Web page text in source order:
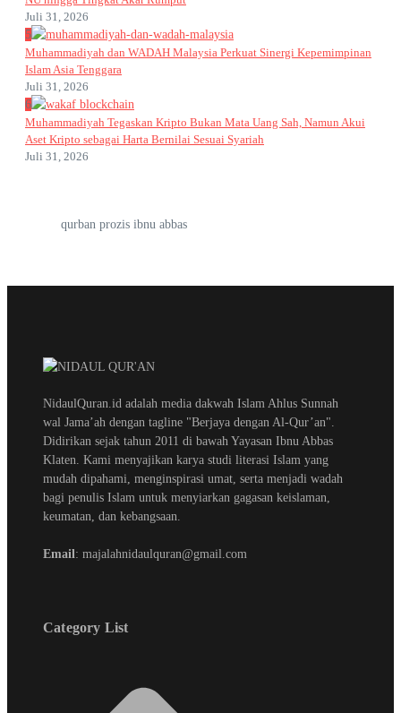
Juli 31, 2026
5
Muhammadiyah dan WADAH Malaysia Perkuat Sinergi Kepemimpinan
Islam Asia Tenggara
Juli 31, 2026
6
Muhammadiyah Tegaskan Kripto Bukan Mata Uang Sah, Namun Akui
Aset Kripto sebagai Harta Bernilai Sesuai Syariah
Juli 31, 2026
qurban prozis ibnu abbas
NidaulQuran.id adalah media dakwah Islam Ahlus Sunnah
wal Jama’ah dengan tagline "Berjaya dengan Al-Qur’an".
Didirikan sejak tahun 2011 di bawah Yayasan Ibnu Abbas
Klaten. Kami menyajikan karya studi literasi Islam yang
mudah dipahami, menginspirasi umat, serta menjadi wadah
bagi penulis Islam untuk menyiarkan gagasan keislaman,
keumatan, dan kebangsaan.
Email: majalahnidaulquran@gmail.com
Category List